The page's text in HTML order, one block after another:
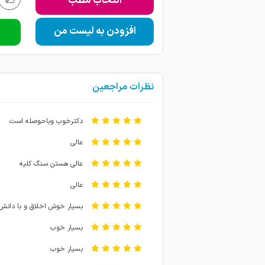
افزودن به لیست من
نظرات مراجعین
دکترخوب وباحوصله است
عالی
عالی هستن سنگ کلیه
عالی
بسیار خوش اخلاق و با
بسیار خوب
بسیار خوب